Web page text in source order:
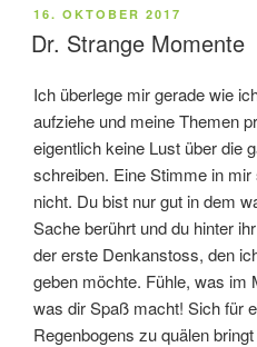
VERÖFFENTLICHT
AM
16. OKTOBER 2017
Dr. Strange Momente
Ich überlege mir gerade wie
aufziehe und meine Themen
eigentlich keine Lust über die
schreiben. Eine Stimme in
nicht. Du bist nur gut in dem
Sache berührt und du hinter
der erste Denkanstoss, den
geben möchte. Fühle, was im
was dir Spaß macht! Sich für
Regenbogens zu quälen